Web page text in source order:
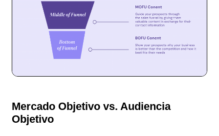
Mercado Objetivo vs. Audiencia
Objetivo